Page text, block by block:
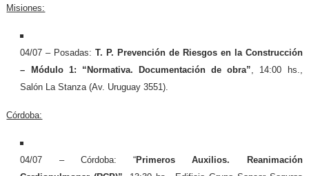
Misiones:
04/07 – Posadas:T. P. Prevención de Riesgos en la Construcción
– Módulo 1: “Normativa. Documentación de obra”, 14:00 hs.,
Salón La Stanza (Av. Uruguay 3551).
Córdoba:
04/07 – Córdoba: “Primeros Auxilios. Reanimación